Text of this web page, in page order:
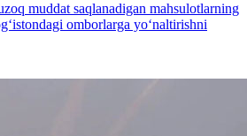
muddat saqlanadigan mahsulotlarning
omborlarga yo‘naltirishni